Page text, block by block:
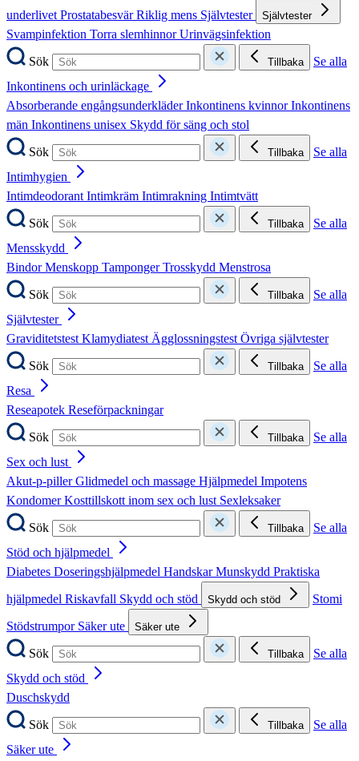
underlivetProstatabesvärRiklig mens Självtester Självtester
Svampinfektion Torra slemhinnorUrinvägsinfektion
Sök
Tillbaka
Se alla
Inkontinens och urinläckage
Absorberande engångsunderkläderInkontinens kvinnorInkontinens
män Inkontinens unisex Skydd för säng och stol
Sök
Tillbaka
Se alla
Intimhygien
IntimdeodorantIntimkräm Intimrakning Intimtvätt
Sök
Tillbaka
Se alla
Mensskydd
BindorMenskopp TampongerTrosskydd Menstrosa
Sök
Tillbaka
Se alla
Självtester
GraviditetstestKlamydiatestÄgglossningstestÖvriga självtester
Sök
Tillbaka
Se alla
Resa
Reseapotek Reseförpackningar
Sök
Tillbaka
Se alla
Sex och lust
Akut-p-pillerGlidmedel och massage Hjälpmedel Impotens
KondomerKosttillskott inom sex och lust Sexleksaker
Sök
Tillbaka
Se alla
Stöd och hjälpmedel
Diabetes Doseringshjälpmedel HandskarMunskydd Praktiska
hjälpmedel Riskavfall Skydd och stöd Skydd och stöd
Stomi
Stödstrumpor Säker ute Säker ute
Sök Tillbaka
Se alla
Skydd och stöd
Duschskydd
Sök
Tillbaka
Se alla
Säker ute